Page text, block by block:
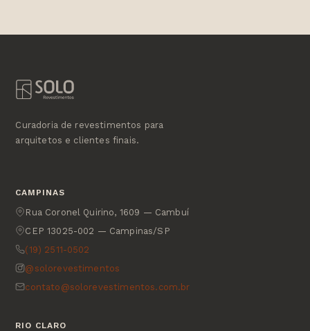
Curadoria de revestimentos para
arquitetos e clientes finais.
CAMPINAS
Rua Coronel Quirino, 1609 — Cambuí
CEP 13025-002 — Campinas/SP
(19) 2511-0502
@solorevestimentos
contato@solorevestimentos.com.br
RIO CLARO